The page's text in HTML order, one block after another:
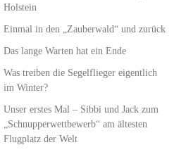
Holstein
Einmal in den „Zauberwald“ und zurück
Das lange Warten hat ein Ende
Was treiben die Segelflieger eigentlich
im Winter?
Unser erstes Mal – Sibbi und Jack zum
„Schnupperwettbewerb“ am ältesten
Flugplatz der Welt